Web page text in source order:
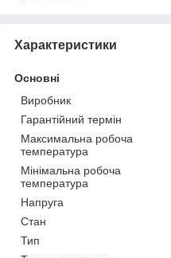
Характеристики
Основні
Виробник
Гарантійний термін
Максимальна робоча
температура
Мінімальна робоча
температура
Напруга
Стан
Тип